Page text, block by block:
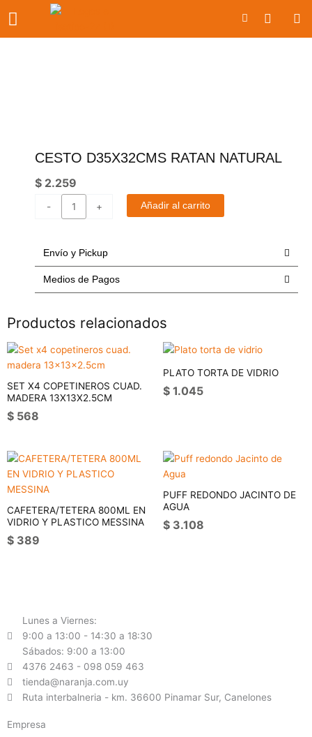
contenido
Carrito
CESTO D35X32CMS RATAN NATURAL
$ 2.259
-
D35x32cms
natural
+ Añadir al carrito
Envío y Pickup
Medios de Pagos
Productos relacionados
SET X4 COPETINEROS CUAD.
MADERA 13X13X2.5CM
$ 568
PLATO TORTA DE VIDRIO
$ 1.045
CAFETERA/TETERA 800ML EN
VIDRIO Y PLASTICO MESSINA
$ 389
PUFF REDONDO JACINTO DE
AGUA
$ 3.108
Lunes a Viernes:
9:00 a 13:00 - 14:30 a 18:30
Sábados: 9:00 a 13:00
4376 2463 - 098 059 463
tienda@naranja.com.uy
Ruta interbalneria - km. 36600 Pinamar Sur, Canelones
Empresa